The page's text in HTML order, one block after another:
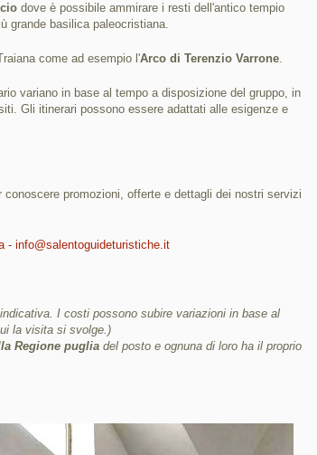
dove è possibile ammirare i resti dell'antico tempio
grande basilica paleocristiana.
come ad esempio l'Arco di Terenzio Varrone.
variano in base al tempo a disposizione del gruppo, in
Gli itinerari possono essere adattati alle esigenze e
conoscere promozioni, offerte e dettagli dei nostri servizi
- info@salentoguideturistiche.it
I costi possono subire variazioni in base al
la visita si svolge.)
Regione puglia del posto e ognuna di loro ha il proprio